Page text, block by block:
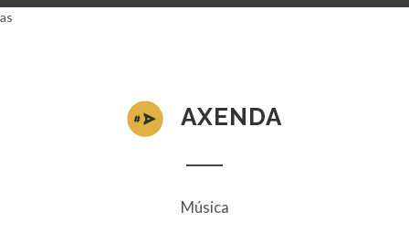
as
AXENDA
Música